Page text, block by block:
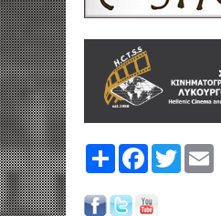
Share FacebookTwitter